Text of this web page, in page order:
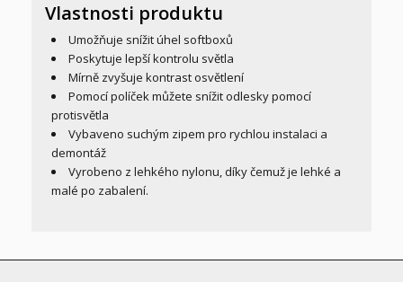
Vlastnosti produktu
Umožňuje snížit úhel softboxů
Poskytuje lepší kontrolu světla
Mírně zvyšuje kontrast osvětlení
Pomocí políček můžete snížit odlesky pomocí
protisvětla
Vybaveno suchým zipem pro rychlou instalaci a
demontáž
Vyrobeno z lehkého nylonu, díky čemuž je lehké a
malé po zabalení.